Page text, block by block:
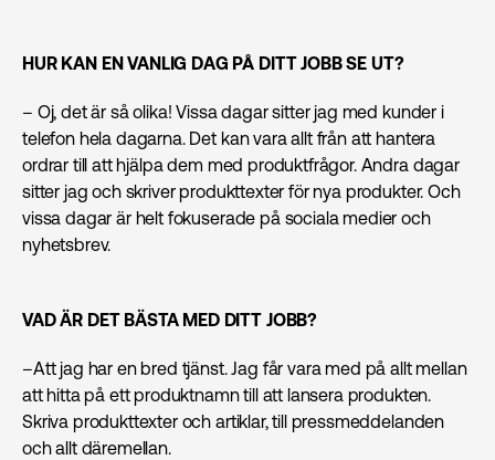
HUR KAN EN VANLIG DAG PÅ DITT JOBB SE UT?
– Oj, det är så olika! Vissa dagar sitter jag med kunder i
telefon hela dagarna. Det kan vara allt från att hantera
ordrar till att hjälpa dem med produktfrågor. Andra dagar
sitter jag och skriver produkttexter för nya produkter. Och
vissa dagar är helt fokuserade på sociala medier och
nyhetsbrev.
VAD ÄR DET BÄSTA MED DITT JOBB?
–Att jag har en bred tjänst. Jag får vara med på allt mellan
att hitta på ett produktnamn till att lansera produkten.
Skriva produkttexter och artiklar, till pressmeddelanden
och allt däremellan.